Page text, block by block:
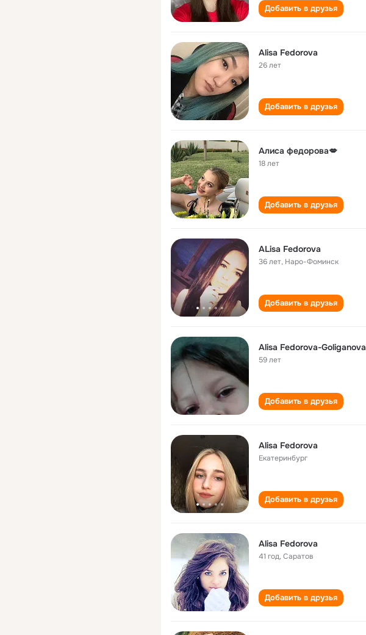
Добавить в друзья
Alisa Fedorova
26 лет
Добавить в друзья
Алиса федорова💋
18 лет
Добавить в друзья
ALisa Fedorova
36 лет, Наро-Фоминск
Добавить в друзья
Alisa Fedorova-Goliganova
59 лет
Добавить в друзья
Alisa Fedorova
Екатеринбург
Добавить в друзья
Alisa Fedorova
41 год,Саратов
Добавить в друзья